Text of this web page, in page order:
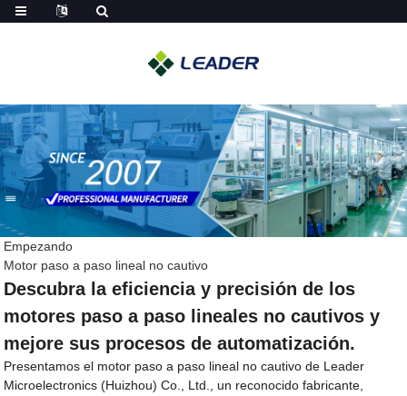
Empezando
Motor paso a paso lineal no cautivo
Descubra la eficiencia y precisión de los
motores paso a paso lineales no cautivos y
mejore sus procesos de automatización.
Presentamos el motor paso a paso lineal no cautivo de Leader
Microelectronics (Huizhou) Co., Ltd., un reconocido fabricante,